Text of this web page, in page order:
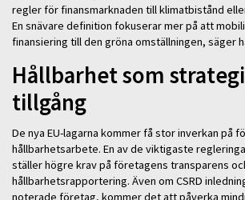
regler för finansmarknaden till klimatbistånd
En snävare definition fokuserar mer på att
finansiering till den gröna omställningen, säger
Hållbarhet som
tillgång
De nya EU-lagarna kommer få stor inverkan på
hållbarhetsarbete. En av de viktigaste
ställer högre krav på företagens transparens
hållbarhetsrapportering. Även om CSRD
noterade företag, kommer det att påverka